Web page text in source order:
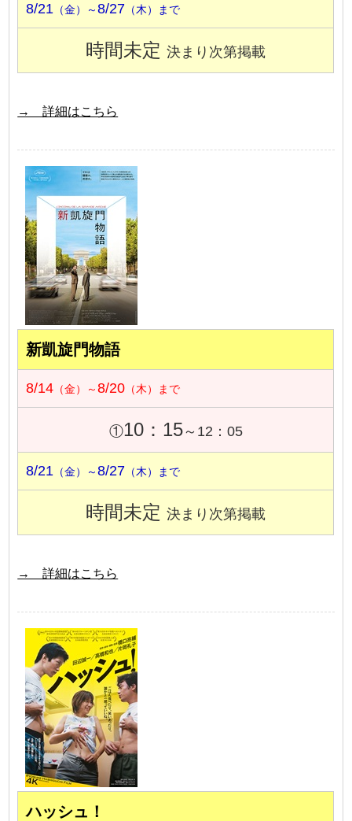
8/21 （金）～8/27 （木）まで
時間未定決まり次第掲載
→ 詳細はこちら
新凱旋門物語
8/14 （金）～8/20 （木）まで
①10：15～12：05
8/21 （金）～8/27 （木）まで
時間未定決まり次第掲載
→ 詳細はこちら
ハッシュ！